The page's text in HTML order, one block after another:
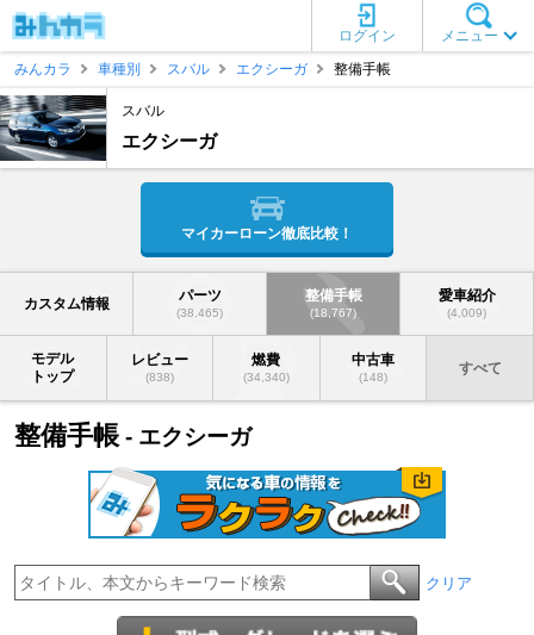
メニュー
ログイン
みんカラ
車種別 スバル エクシーガ 整備手帳
スバル
エクシーガ
マイカーローン徹底比較！
カスタム情報 パーツ
(38,465)
整備手帳
(18,767)
愛車紹介
(4,009)
モデル
トップ
レビュー
(838)
燃費
(34,340)
中古車
(148)
すべて
整備手帳 - エクシーガ
クリア